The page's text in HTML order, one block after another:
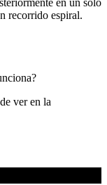
recorrido espiral.
ver en la